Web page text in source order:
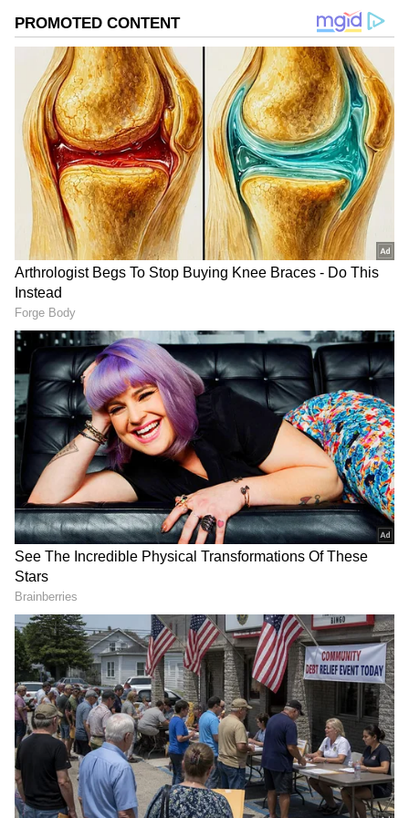
గూగుల్‌లో ఆసక్తికరమైన సమాచారం కోసం ఏసియానెట్ తెలుగు
ను మీ ఫ్రిఫర్డ్ సోర్స్ గా ఎంచుకోండి
6
Image Credit :Asianet News
గోదారి గట్టుపైన మూవీ కథ
రాజు(సుమంత్‌ ప్రభాస్‌)కి చదువు పెద్దగా అబ్బదు. ఆటో
నడిపిస్తూ, ఫ్రెండ్స్(సుదర్శన్‌, కసిరెడ్డి, రాఘవ్‌)లతో సరదాగా
ఎంజాయ్‌ చేస్తుంటారు. ఫ్యామిలీతో టైమ్‌ స్పెండ్‌
చేస్తుంటాడు. తనకు చెల్లి కూడా ఉంటుంది. ఆమె
చదువుకుంటుంది. ఓ రోజు రోడ్డుపై కోడి కోసం రాజు, ఫ్రెండ్‌
సుదర్శన్‌ గొడవ పడుతుంటే, ఓ అమ్మాయి వచ్చి చెంప
చెల్లుమనిపిస్తుంది. పేరు మాయ(నిధి ప్రదీప్‌). వాళ్ల నాన్న
శ్యామ్‌బాబు(జగపతిబాబు) చాలా స్టిక్ట్. బయటకు అలా
కనిపిస్తాడు, కానీ కూతురుని ప్రేమతో ఏ లోటు లేకుండా